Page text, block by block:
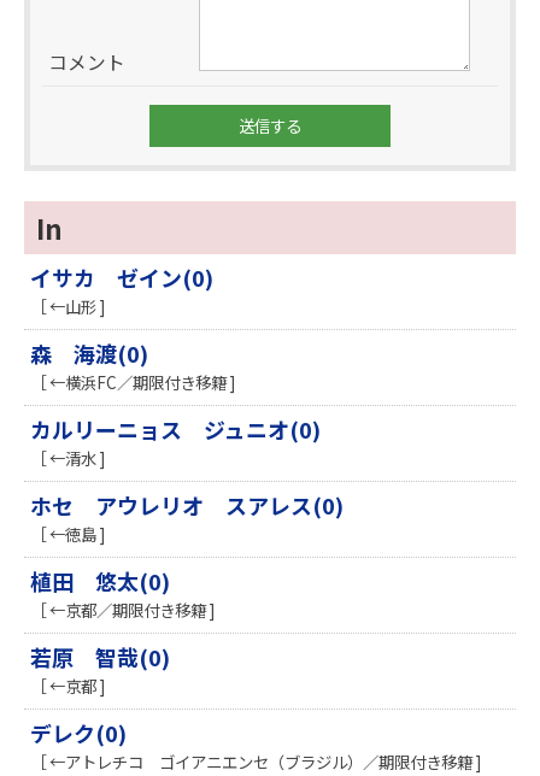
コメント
In
イサカ ゼイン(0)
［ ←山形 ]
森 海渡(0)
［ ←横浜FC／期限付き移籍 ]
カルリーニョス ジュニオ(0)
［ ←清水 ]
ホセ アウレリオ スアレス(0)
［ ←徳島 ]
植田 悠太(0)
［ ←京都／期限付き移籍 ]
若原 智哉(0)
［ ←京都 ]
デレク(0)
［ ←アトレチコ ゴイアニエンセ（ブラジル）／期限付き移籍 ]